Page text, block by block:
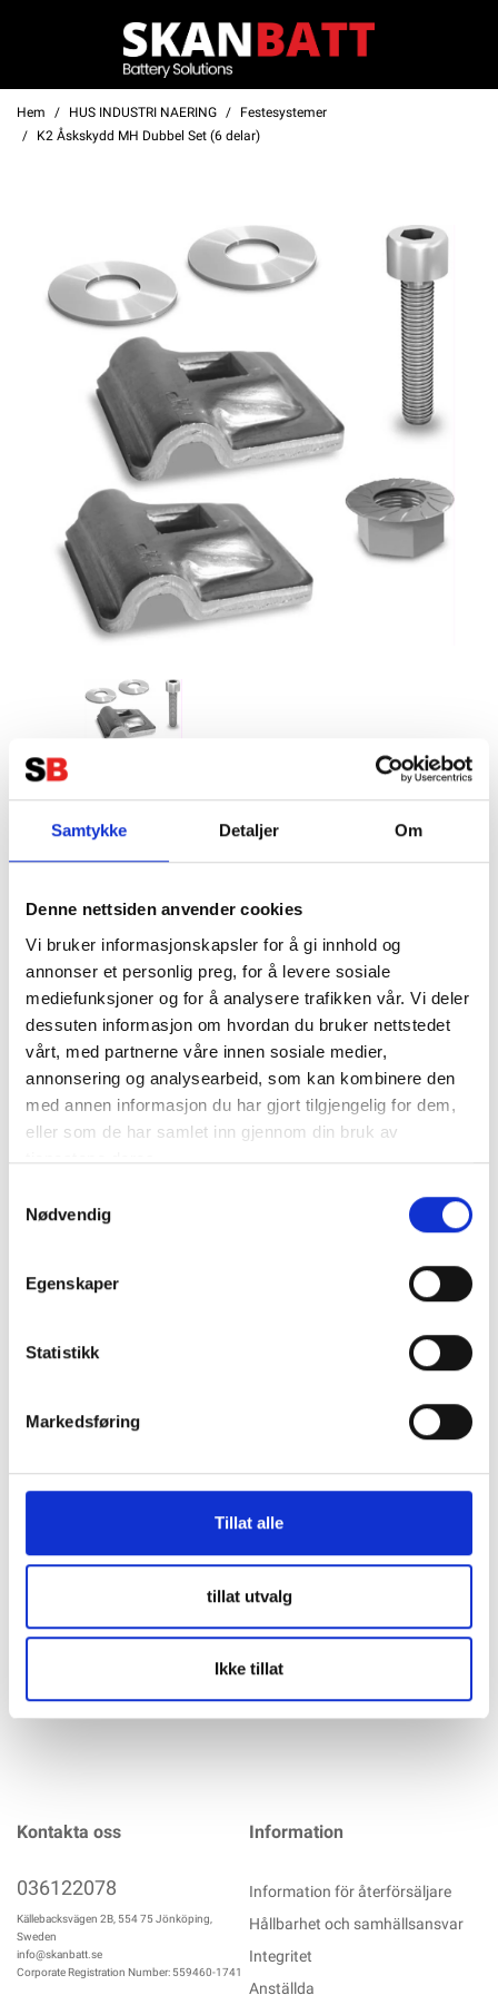
Samtykke Detaljer Om
Denne nettsiden anvender cookies
Vi bruker informasjonskapsler for å gi innhold og
annonser et personlig preg, for å levere sosiale
mediefunksjoner og for å analysere trafikken vår. Vi deler
dessuten informasjon om hvordan du bruker nettstedet
vårt, med partnerne våre innen sosiale medier,
annonsering og analysearbeid, som kan kombinere den
med annen informasjon du har gjort tilgjengelig for dem,
eller som de har samlet inn gjennom din bruk av
tjenestene deres.
Nødvendig
Egenskaper
Statistikk
Markedsføring
Tillat alle
tillat utvalg
Ikke tillat
Hem HUS INDUSTRI NAERING
Festesystemer
K2 Åskskydd MH Dubbel Set (6 delar)
K2 Åskskydd MH Dubbel Set (6
delar)
Två åskskyddsklämmor för fastspänning av Ø 8mm
åskskyddskablar för universell användning ..
mer info
Får endast installeras av ett auktoriserat installatör
Produktnummer:
62992
Kategorier:
Festesystemer
Specifikation
åskskyddskablar för universell användning som T-, tvär-,
parallell- och slagklämma klämma. Inklusive insexbult
Kontakta oss
036122078
Källebacksvägen 2B, 554 75 Jönköping,
Sweden
info@skanbatt.se
Corporate Registration Number: 559460-1741
Information
Information för återförsäljare
Hållbarhet och samhällsansvar
Integritet
Anställda